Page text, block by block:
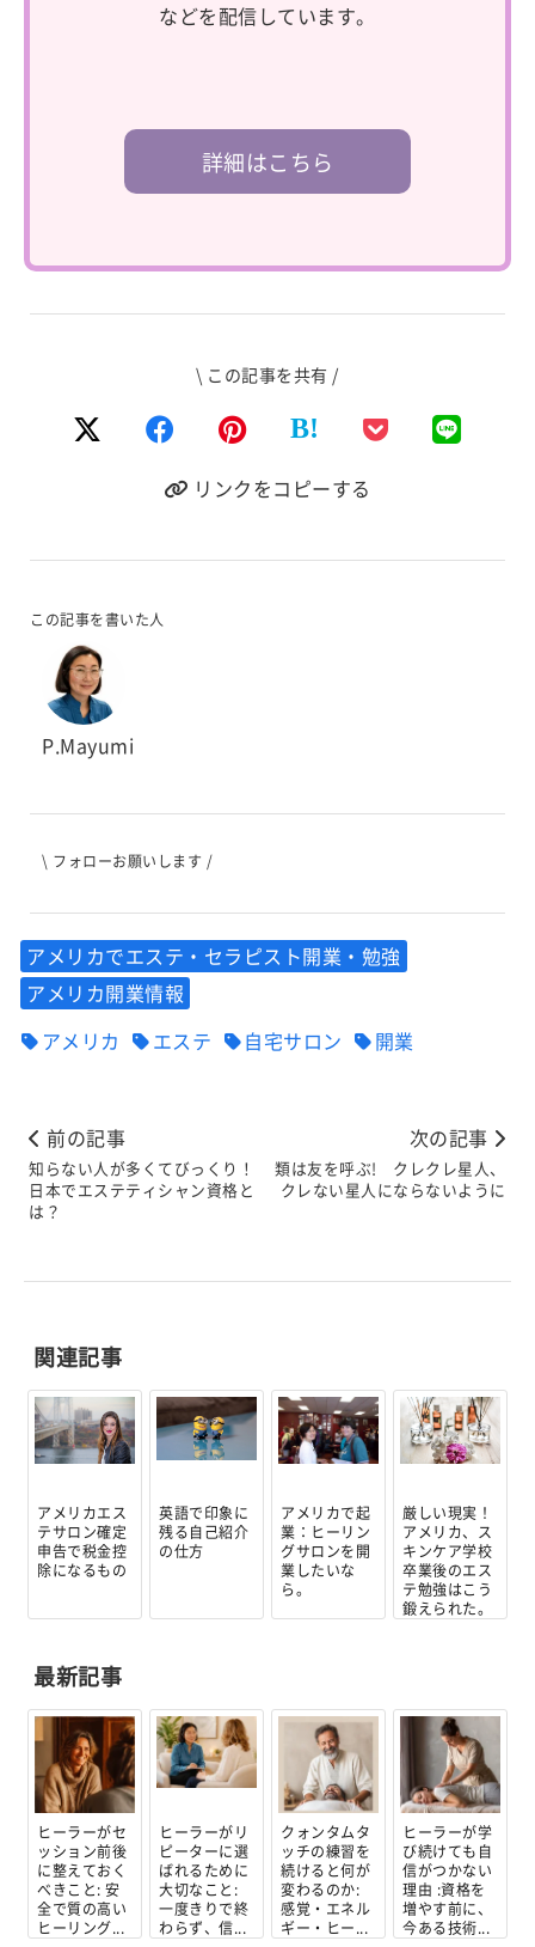
などを配信しています。
詳細はこちら
\ この記事を共有 /
B!
リンクをコピーする
この記事を書いた人
P.Mayumi
\ フォローお願いします /
アメリカでエステ・セラピスト開業・勉強
アメリカ開業情報
アメリカ
エステ 自宅サロン 開業
前の記事
知らない人が多くてびっくり！
日本でエステティシャン資格と
は？
次の記事
類は友を呼ぶ! クレクレ星人、
クレない星人にならないように
関連記事
アメリカエス
テサロン確定
申告で税金控
除になるもの
英語で印象に
残る自己紹介
の仕方
アメリカで起
業：ヒーリン
グサロンを開
業したいな
ら。
厳しい現実！
アメリカ、ス
キンケア学校
卒業後のエス
テ勉強はこう
鍛えられた。
最新記事
ヒーラーがセ
ッション前後
に整えておく
べきこと: 安
全で質の高い
ヒーリング...
ヒーラーがリ
ピーターに選
ばれるために
大切なこと:
一度きりで終
わらず、信...
クォンタムタ
ッチの練習を
続けると何が
変わるのか:
感覚・エネル
ギー・ヒー...
ヒーラーが学
び続けても自
信がつかない
理由 :資格を
増やす前に、
今ある技術...